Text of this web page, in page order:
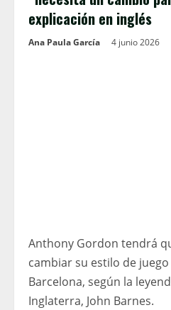
explicación en inglés
Ana Paula García 4 junio 2026
Anthony Gordon tendrá
cambiar su estilo de
Barcelona, ​​según la
Inglaterra, John Barnes.